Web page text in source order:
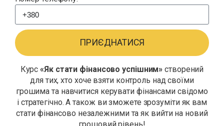
ПРИЄДНАТИСЯ
Курс«Як стати фінансово успішним» створений
для тих, хто хоче взяти контроль над своїми
грошима та навчитися керувати фінансами свідомо
і стратегічно. А також ви зможете зрозуміти як вам
стати фінансово незалежними та як вийти на новий